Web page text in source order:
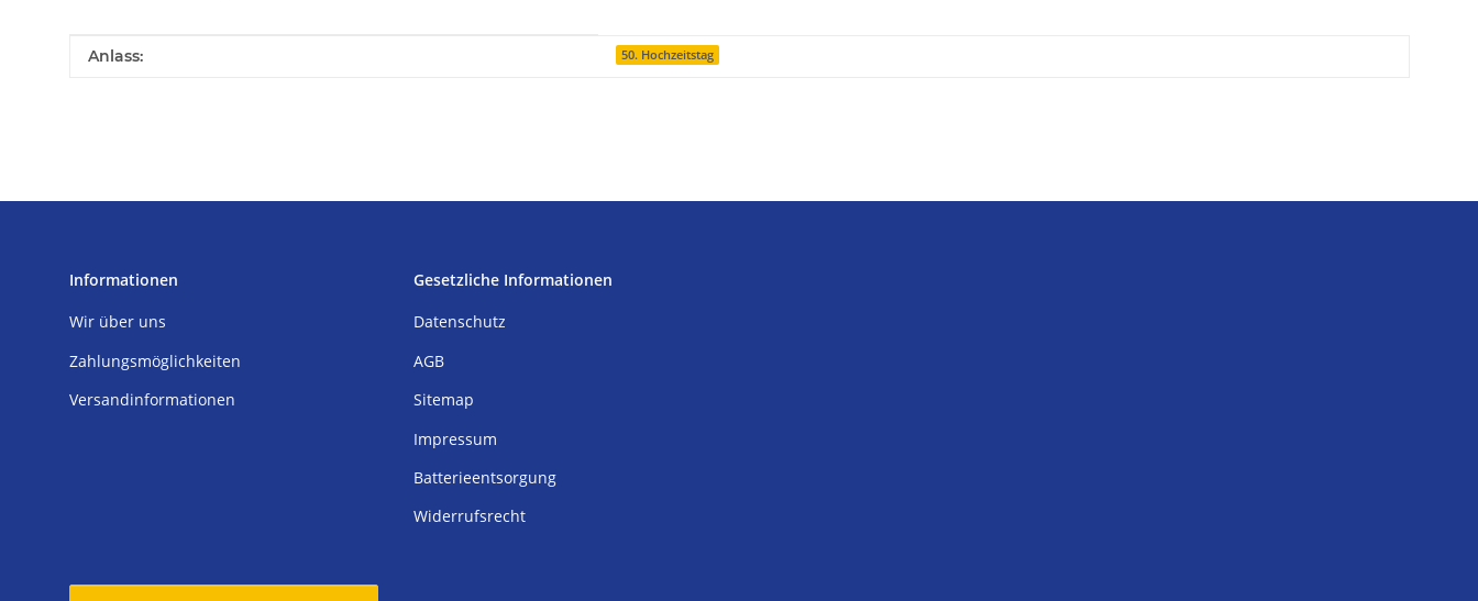
Produkteigenschaft
Wert
Anlass: 50. Hochzeitstag
Informationen
Wir über uns
Zahlungsmöglichkeiten
Versandinformationen
Gesetzliche Informationen
Datenschutz
AGB
Sitemap
Impressum
Batterieentsorgung
Widerrufsrecht